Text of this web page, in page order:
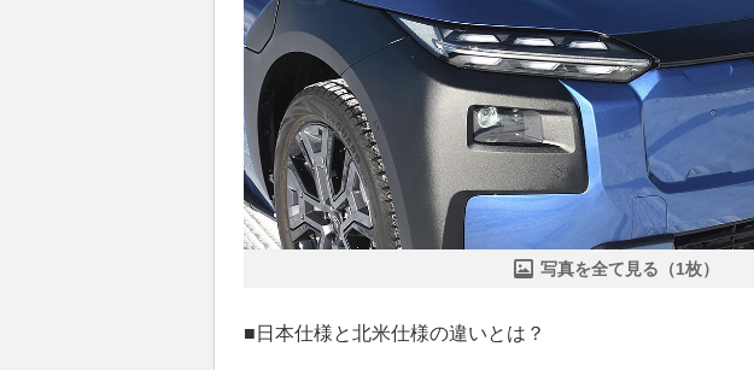
写真を全て見る（1枚）
■日本仕様と北米仕様の違いとは？